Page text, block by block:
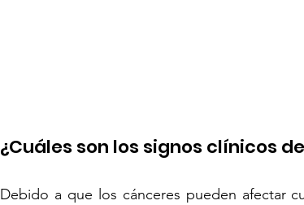
¿Cuáles son los signos clínicos
Debido a que los cánceres pueden afectar